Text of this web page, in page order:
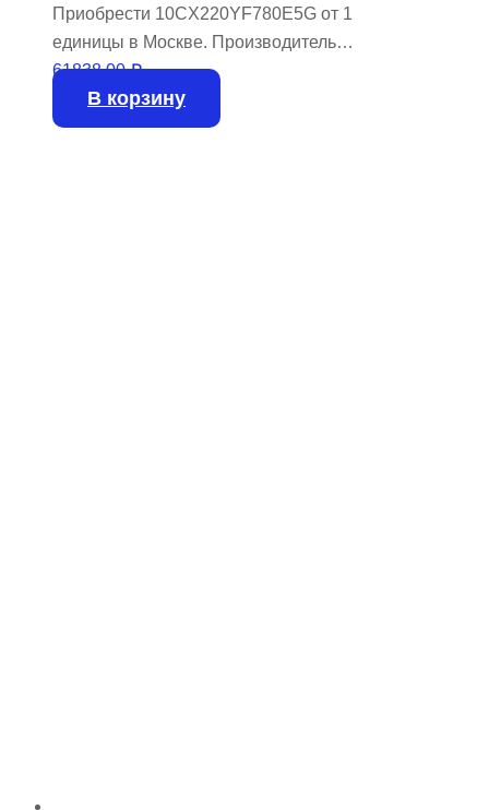
Приобрести 10CX220YF780E5G от 1
единицы в Москве. Производитель
INTEL / ALTERA. В наличии 254 штуки.
61838,00₽
В корзину